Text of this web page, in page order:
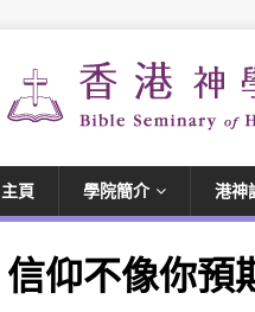
主頁 學院簡介 港神
信仰不像你預